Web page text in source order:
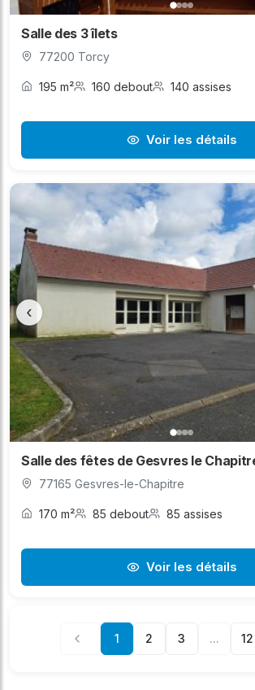
Salle des 3 îlets
77200 Torcy
195 m² 160 debout 140 assises
Voir les détails
‹
Salle des fêtes de Gesvres le
77165 Gesvres-le-Chapitre
170 m² 85 debout 85 assises
Voir les détails
1 2 3 ... 12